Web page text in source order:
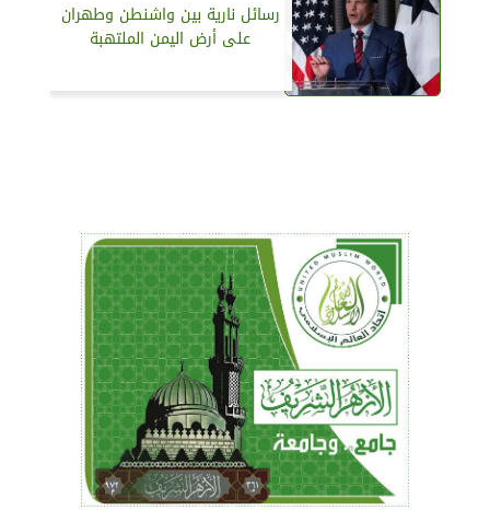
رسائل نارية بين واشنطن وطهران
على أرض اليمن الملتهبة